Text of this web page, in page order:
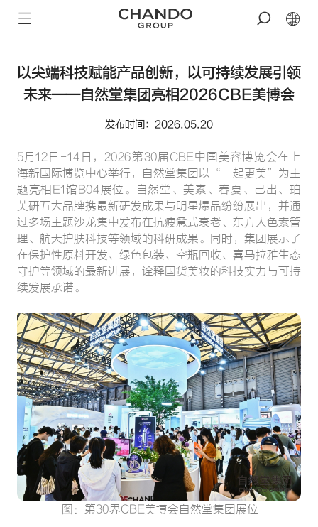
以尖端科技赋能产品创新，以可持续发展引领
未来——自然堂集团亮相2026CBE美博会
发布时间：2026.05.20
5月12日-14日，2026第30届CBE中国美容博览会在上
海新国际博览中心举行，自然堂集团以“一起更美”为主
题亮相E1馆B04展位。自然堂、美素、春夏、己出、珀
芙研五大品牌携最新研发成果与明星爆品纷纷展出，并通
过多场主题沙龙集中发布在抗疲惫式衰老、东方人色素管
理、航天护肤科技等领域的科研成果。同时，集团展示了
在保护性原料开发、绿色包装、空瓶回收、喜马拉雅生态
守护等领域的最新进展，诠释国货美妆的科技实力与可持
续发展承诺。
图：第30界CBE美博会自然堂集团展位